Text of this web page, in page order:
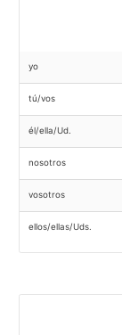
yo
tú/vos
él/ella/Ud.
nosotros
vosotros
ellos/ellas/Uds.